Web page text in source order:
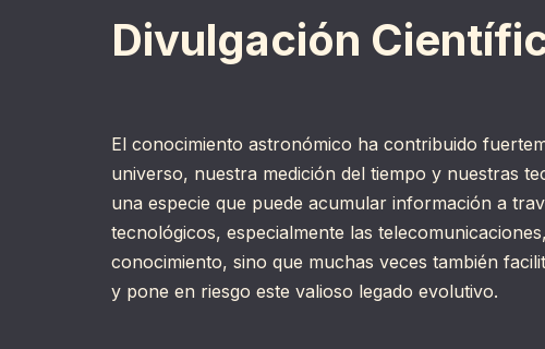
Divulgación
El conocimiento astronómico ha contribuido
universo, nuestra medición del tiempo y nuestras
una especie que puede acumular información a
tecnológicos, especialmente las
conocimiento, sino que muchas veces también
y pone en riesgo este valioso legado evolutivo.